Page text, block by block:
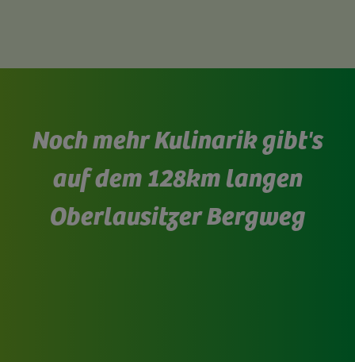
Noch mehr Kulinarik gibt's
auf dem 128km langen
Oberlausitzer Bergweg